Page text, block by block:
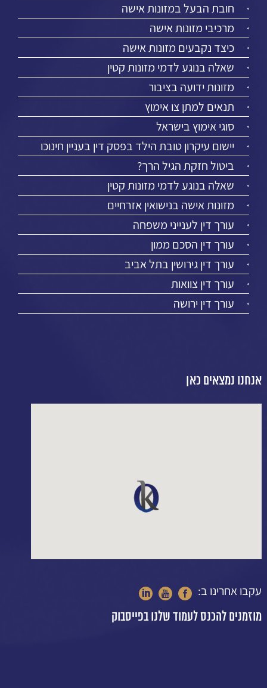
חובת הבעל במזונות אישה
מרכיבי מזונות אישה
כיצד נקבעים מזונות אישה
שאלה בנוגע לדמי מזונות קטין
מזונות ידועה בציבור
תנאים למתן צו אימוץ
סוגי אימוץ בישראל
יישום עיקרון טובת הילד בפסק דין בעניין חינוכו
ביטול חזקת הגיל הרך?
שאלה בנוגע לדמי מזונות קטין
מזונות אישה בנישואין אזרחיים
עורך דין לענייני משפחה
עורך דין הסכם ממון
עורך דין גירושין בתל אביב
עורך דין צוואות
עורך דין ירושה
אנחנו נמצאים כאן
עקבו אחרינו ב:
מוזמנים להכנס לעמוד שלנו בפייסבוק